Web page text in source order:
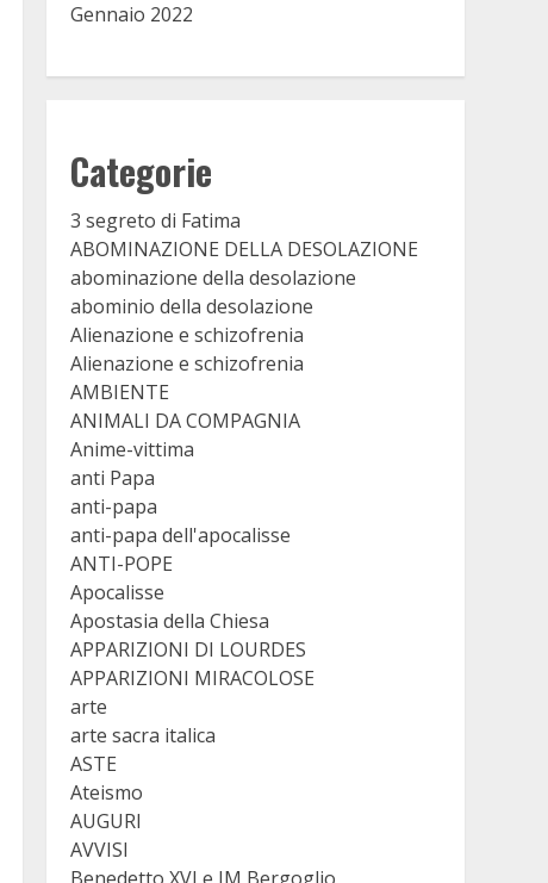
Gennaio 2022
Categorie
3 segreto di Fatima
ABOMINAZIONE DELLA DESOLAZIONE
abominazione della desolazione
abominio della desolazione
Alienazione e schizofrenia
Alienazione e schizofrenia
AMBIENTE
ANIMALI DA COMPAGNIA
Anime-vittima
anti Papa
anti-papa
anti-papa dell'apocalisse
ANTI-POPE
Apocalisse
Apostasia della Chiesa
APPARIZIONI DI LOURDES
APPARIZIONI MIRACOLOSE
arte
arte sacra italica
ASTE
Ateismo
AUGURI
AVVISI